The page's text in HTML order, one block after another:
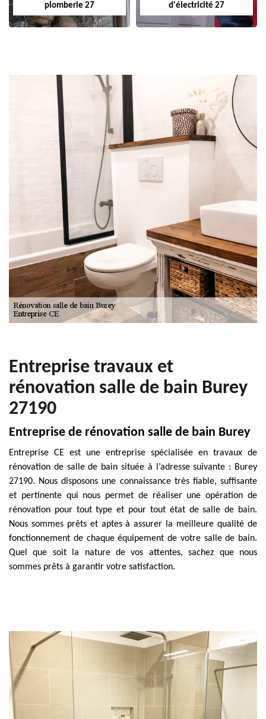
plomberie 27
d'électricité 27
Entreprise travaux et
rénovation salle de bain Burey
27190
Entreprise de rénovation salle de bain Burey
Entreprise CE est une entreprise spécialisée en travaux de
rénovation de salle de bain située à l’adresse suivante : Burey
27190. Nous disposons une connaissance très fiable, suffisante
et pertinente qui nous permet de réaliser une opération de
rénovation pour tout type et pour tout état de salle de bain.
Nous sommes prêts et aptes à assurer la meilleure qualité de
fonctionnement de chaque équipement de votre salle de bain.
Quel que soit la nature de vos attentes, sachez que nous
sommes prêts à garantir votre satisfaction.